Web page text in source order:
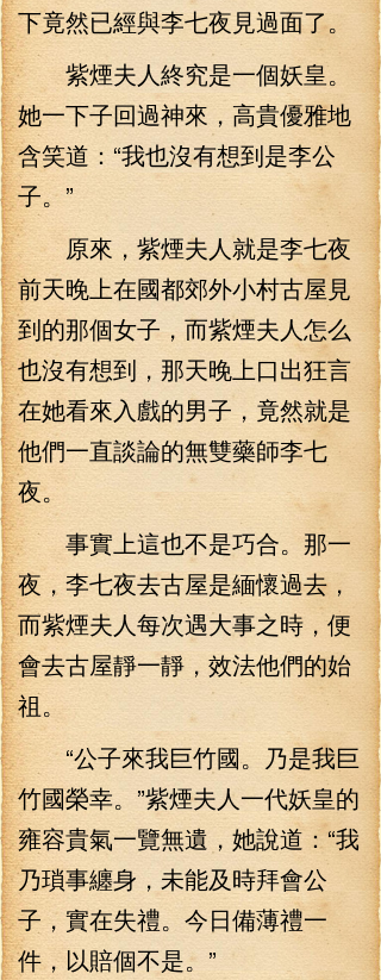
下竟然已經與李七夜見過面了。
紫煙夫人終究是一個妖皇。
她一下子回過神來，高貴優雅地
含笑道：“我也沒有想到是李公
子。”
原來，紫煙夫人就是李七夜
前天晚上在國都郊外小村古屋見
到的那個女子，而紫煙夫人怎么
也沒有想到，那天晚上口出狂言
在她看來入戲的男子，竟然就是
他們一直談論的無雙藥師李七
夜。
事實上這也不是巧合。那一
夜，李七夜去古屋是緬懷過去，
而紫煙夫人每次遇大事之時，便
會去古屋靜一靜，效法他們的始
祖。
“公子來我巨竹國。乃是我巨
竹國榮幸。”紫煙夫人一代妖皇的
雍容貴氣一覽無遺，她說道：“我
乃瑣事纏身，未能及時拜會公
子，實在失禮。今日備薄禮一
件，以賠個不是。”